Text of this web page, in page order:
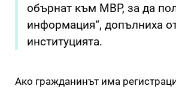
обърнат към МВР, за да
информация“, допълниха
институцията.
Ако гражданинът има